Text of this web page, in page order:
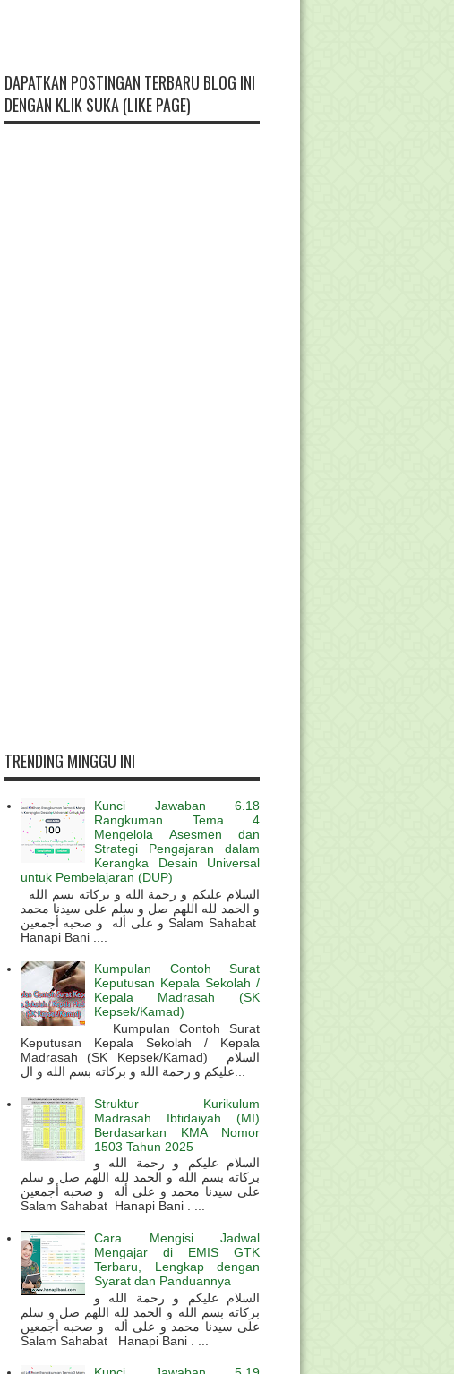
DAPATKAN POSTINGAN TERBARU BLOG INI
DENGAN KLIK SUKA (LIKE PAGE)
TRENDING MINGGU INI
Kunci Jawaban 6.18
Rangkuman Tema 4
Mengelola Asesmen dan
Strategi Pengajaran dalam
Kerangka Desain Universal
untuk Pembelajaran (DUP)
و الحمد لله اللهم صل و سلم على سيدنا محمد
و على أله و صحبه أجمعين Salam Sahabat
Hanapi Bani ....
Kumpulan Contoh Surat
Keputusan Kepala Sekolah /
Kepala Madrasah (SK
Kepsek/Kamad)
Kumpulan Contoh Surat
Keputusan Kepala Sekolah / Kepala
Madrasah (SK Kepsek/Kamad) السلام
Struktur Kurikulum
Madrasah Ibtidaiyah (MI)
Berdasarkan KMA Nomor
1503 Tahun 2025
السلام عليكم و رحمة الله و
بركاته بسم الله و الحمد لله اللهم صل و سلم
على سيدنا محمد و على أله و صحبه أجمعين
Salam Sahabat Hanapi Bani . ...
Cara Mengisi Jadwal
Mengajar di EMIS GTK
Terbaru, Lengkap dengan
Syarat dan Panduannya
السلام عليكم و رحمة الله و
بركاته بسم الله و الحمد لله اللهم صل و سلم
على سيدنا محمد و على أله و صحبه أجمعين
Salam Sahabat Hanapi Bani . ...